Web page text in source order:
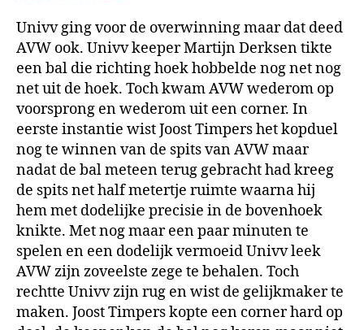
Univv ging voor de overwinning maar dat deed
AVW ook. Univv keeper Martijn Derksen tikte
een bal die richting hoek hobbelde nog net nog
net uit de hoek. Toch kwam AVW wederom op
voorsprong en wederom uit een corner. In
eerste instantie wist Joost Timpers het kopduel
nog te winnen van de spits van AVW maar
nadat de bal meteen terug gebracht had kreeg
de spits net half metertje ruimte waarna hij
hem met dodelijke precisie in de bovenhoek
knikte. Met nog maar een paar minuten te
spelen en een dodelijk vermoeid Univv leek
AVW zijn zoveelste zege te behalen. Toch
rechtte Univv zijn rug en wist de gelijkmaker te
maken. Joost Timpers kopte een corner hard op